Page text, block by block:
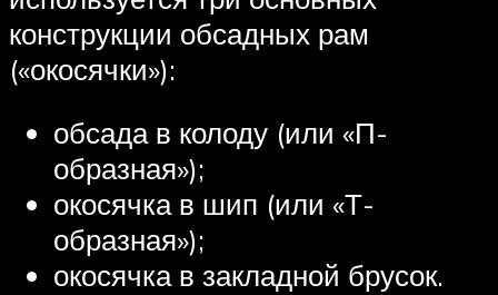
конструкции обсадных рам
(«окосячки»):
обсада в колоду (или «П-
образная»);
окосячка в шип (или «Т-
образная»);
окосячка в закладной брусок.